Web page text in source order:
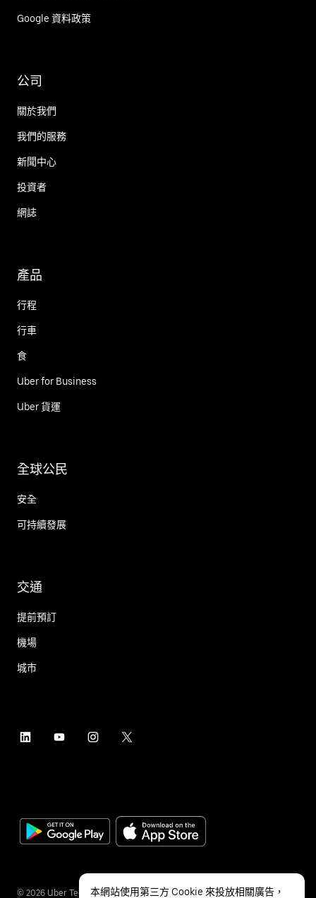
Google 資料政策
公司
關於我們
我們的服務
新聞中心
投資者
網誌
產品
行程
行車
食
Uber for Business
Uber 貨運
全球公民
安全
可持續發展
交通
提前預訂
機場
城市
© 2026 Uber Technologies Inc.
本網站使用第三方 Cookie 來投放相關廣告，